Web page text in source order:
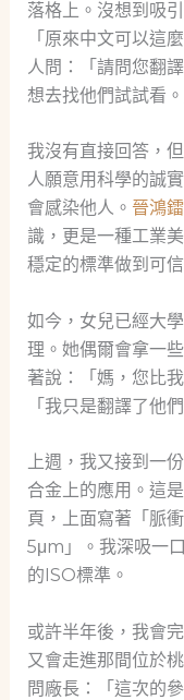
落格上。沒想到吸
「原來中文可以這
人問：「請問您翻
想去找他們試試看。
我沒有直接回答，
人願意用科學的誠
會感染他人。 晉鴻
識，更是一種工業
穩定的標準做到可信
如今，女兒已經大
理。她偶爾會拿一
著說：「媽，您比
「我只是翻譯了他
上週，我又接到一
合金上的應用。這
頁，上面寫著「脈
5μm」。我深吸一
的ISO標準。
或許半年後，我會
又會走進那間位於
問廠長：「這次的